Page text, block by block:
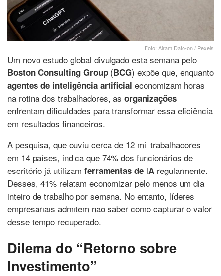
Foto: Airam Dato-on / Pexels
Um novo estudo global divulgado esta semana pelo
Boston Consulting Group (BCG) expõe que, enquanto
agentes de inteligência artificial economizam horas
na rotina dos trabalhadores, as organizações
enfrentam dificuldades para transformar essa eficiência
em resultados financeiros.
A pesquisa, que ouviu cerca de 12 mil trabalhadores
em 14 países, indica que 74% dos funcionários de
escritório já utilizam ferramentas de IA regularmente.
Desses, 41% relatam economizar pelo menos um dia
inteiro de trabalho por semana. No entanto, líderes
empresariais admitem não saber como capturar o valor
desse tempo recuperado.
Dilema do “Retorno sobre
Investimento”